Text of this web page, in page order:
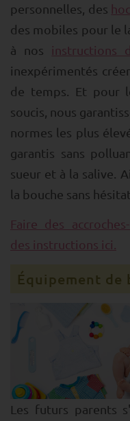
personnelles, des
des mobiles pour le
à nos instructions
inexpérimentés
de temps. Et pour
soucis, nous
normes les plus
garantis sans
sueur et à la salive.
la bouche sans
Faire des
des instructions ici.
Équipement de
Les futurs parents